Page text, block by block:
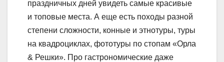
праздничных дней увидеть самые красивые
и топовые места. А еще есть походы разной
степени сложности, конные и этнотуры, туры
на квадроциклах, фототуры по стопам «Орла
& Решки». Про гастрономические даже